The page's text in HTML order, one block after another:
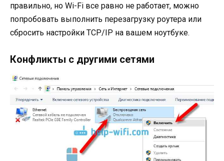
правильно, но Wi-Fi все равно не работает, можно
попробовать выполнить перезагрузку роутера или
сбросить настройки TCP/IP на вашем ноутбуке.
Конфликты с другими сетями